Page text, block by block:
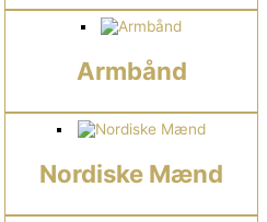
Armbånd
Nordiske Mænd